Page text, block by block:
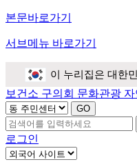
본문바로가기
서브메뉴 바로가기
이 누리집은 대한
보건소 구의회 문화관광
로그인